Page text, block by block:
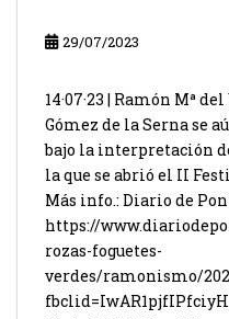
29/07/2023
14·07·23 | Ramón Mª
Gómez de la Serna se
bajo la interpretación
la que se abrió el II
Más info.: Diario de
https://
rozas-foguetes-
verdes/ramonismo/